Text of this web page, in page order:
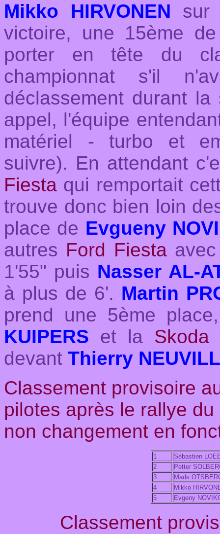
Mikko HIRVONEN
victoire, une 15ème
porter en tête du
championnat s'il
déclassement durant
appel, l'équipe
matériel - turbo et
suivre). En attendant
Fiesta qui remportait
trouve donc bien loin
place de Evgueny
autres Ford Fiesta
1'55" puis Nasser AL-
à plus de 6'. Martin
prend une 5ème
KUIPERS et la Skoda
devant Thierry
Classement provisoire
pilotes après le rallye
non changement en
1
Sébastien
2
Petter
3
Mads
4
Mikko
5
Evgeny
Classement